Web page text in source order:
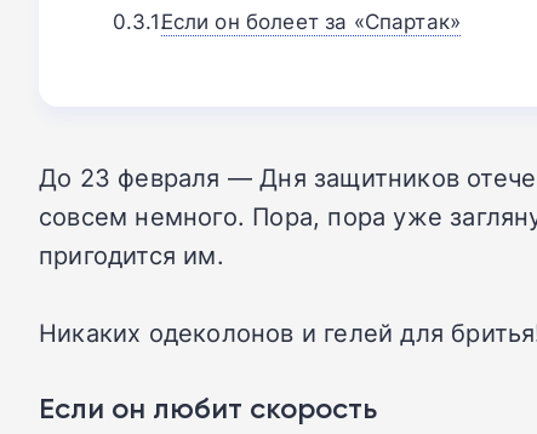
Если он болеет за «Спартак»
До 23 февраля — Дня защитников
совсем немного. Пора, пора уже
пригодится им.
Никаких одеколонов и гелей для
Если он любит скорость